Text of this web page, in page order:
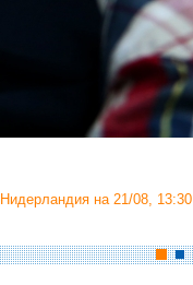
на 21/08, 13:30